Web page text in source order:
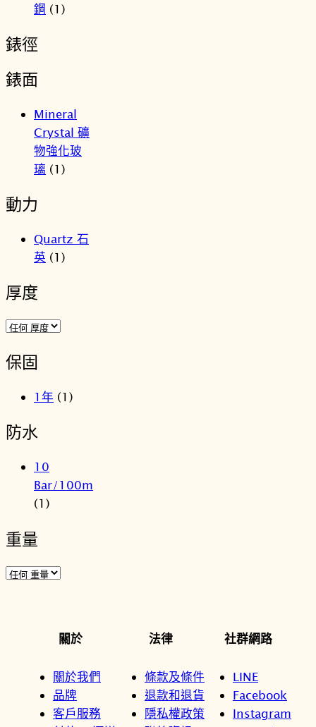
鋼 (1)
錶徑
錶面
Mineral
Crystal 礦
物強化玻
璃 (1)
動力
Quartz 石
英 (1)
厚度
保固
1年 (1)
防水
10
Bar/100m
(1)
重量
關於
關於我們
品牌
客戶服務
法律
條款及條件
退款和退貨
隱私權政策
社群網路
LINE
Facebook
Instagram